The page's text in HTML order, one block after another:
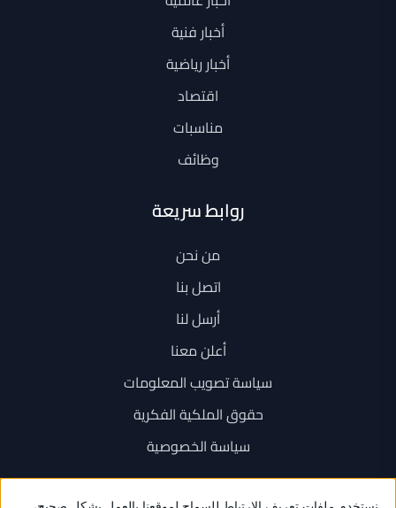
أخبار فنية
أخبار رياضية
اقتصاد
مناسبات
وظائف
روابط سريعة
من نحن
اتصل بنا
أرسل لنا
أعلن معنا
سياسة تصويب المعلومات
حقوق الملكية الفكرية
سياسة الخصوصية
اتصل بنا